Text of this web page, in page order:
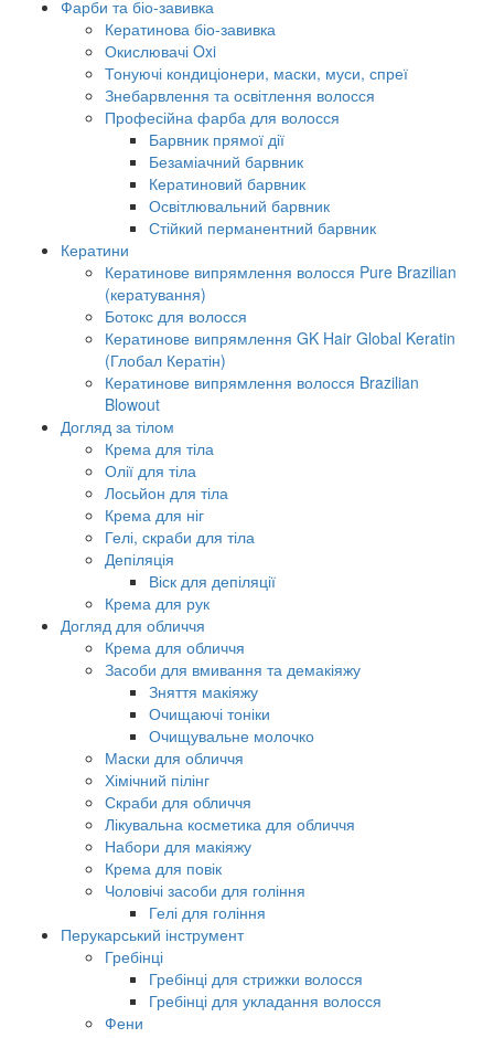
Фарби та біо-завивка
Кератинова біо-завивка
Окислювачі Oxi
Тонуючі кондиціонери, маски, муси, спреї
Знебарвлення та освітлення волосся
Професійна фарба для волосся
Барвник прямої дії
Безаміачний барвник
Кератиновий барвник
Освітлювальний барвник
Стійкий перманентний барвник
Кератини
Кератинове випрямлення волосся Pure Brazilian
(кератування)
Ботокс для волосся
Кератинове випрямлення GK Hair Global Keratin
(Глобал Кератін)
Кератинове випрямлення волосся Brazilian
Blowout
Догляд за тілом
Крема для тіла
Олії для тіла
Лосьйон для тіла
Крема для ніг
Гелі, скраби для тіла
Депіляція
Віск для депіляції
Крема для рук
Догляд для обличчя
Крема для обличчя
Засоби для вмивання та демакіяжу
Зняття макіяжу
Очищаючі тоніки
Очищувальне молочко
Маски для обличчя
Хімічний пілінг
Скраби для обличчя
Лікувальна косметика для обличчя
Набори для макіяжу
Крема для повік
Чоловічі засоби для гоління
Гелі для гоління
Перукарський інструмент
Гребінці
Гребінці для стрижки волосся
Гребінці для укладання волосся
Фени